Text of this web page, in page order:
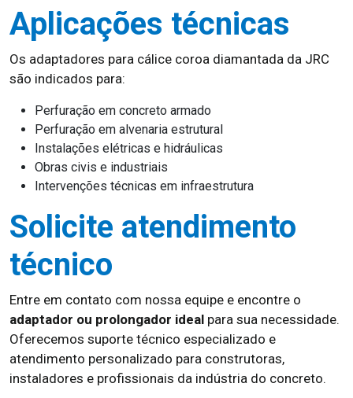
Aplicações técnicas
Os adaptadores para cálice coroa diamantada da JRC
são indicados para:
Perfuração em concreto armado
Perfuração em alvenaria estrutural
Instalações elétricas e hidráulicas
Obras civis e industriais
Intervenções técnicas em infraestrutura
Solicite atendimento
técnico
Entre em contato com nossa equipe e encontre o
adaptador ou prolongador ideal para sua necessidade.
Oferecemos suporte técnico especializado e
atendimento personalizado para construtoras,
instaladores e profissionais da indústria do concreto.